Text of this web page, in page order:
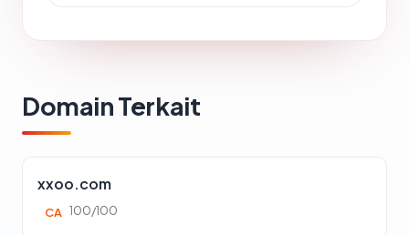
Domain Terkait
xxoo.com
CA 100/100